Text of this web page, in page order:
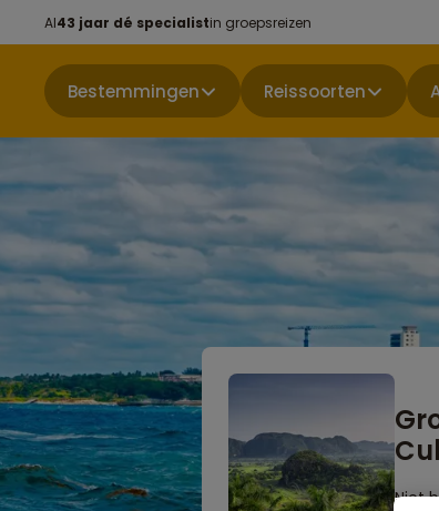
Al43 jaar dé specialistin groepsreizen
Bestemmingen Reissoorten
Niet